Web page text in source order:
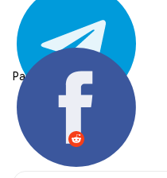
Partager: